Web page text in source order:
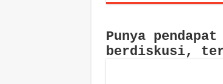
Punya
berdiskusi,